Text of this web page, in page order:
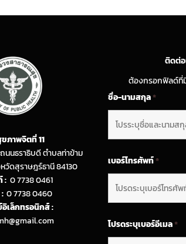
ภาพจิตที่ 11
นนธราธิบดี ตำบลท่าข้าม
วัดสุราษฎร์ธานี 84130
: 0 7738 0461
0 7738 0460
เล็กทรอนิกส์ :
ติดต่อ
ต้องกรอกฟิลด์ที่
ชื่อ-นามสกุล*
เบอร์โทรศัพท์*
โปรดระบุเบอร์อีเมล*